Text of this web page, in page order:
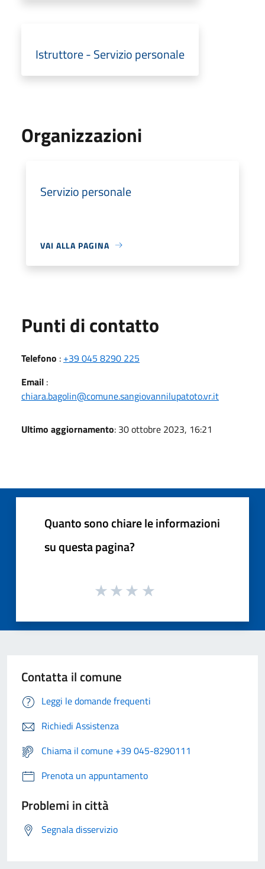
Istruttore - Servizio personale
Organizzazioni
Servizio personale
VAI ALLA PAGINA
Punti di contatto
Telefono : +39 045 8290 225
Email :
chiara.bagolin@comune.sangiovannilupatoto.vr.it
Ultimo aggiornamento: 30 ottobre 2023, 16:21
Quanto sono chiare le informazioni
su questa pagina?
Contatta il comune
Leggi le domande frequenti
Richiedi Assistenza
Chiama il comune +39 045-8290111
Prenota un appuntamento
Problemi in città
Segnala disservizio